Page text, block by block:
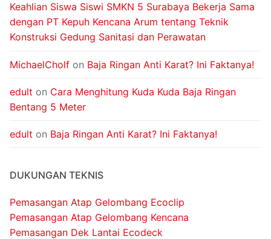
Keahlian Siswa Siswi SMKN 5 Surabaya Bekerja Sama
dengan PT Kepuh Kencana Arum tentang Teknik
Konstruksi Gedung Sanitasi dan Perawatan
MichaelCholf on Baja Ringan Anti Karat? Ini Faktanya!
edult on Cara Menghitung Kuda Kuda Baja Ringan
Bentang 5 Meter
edult on Baja Ringan Anti Karat? Ini Faktanya!
DUKUNGAN TEKNIS
Pemasangan Atap Gelombang Ecoclip
Pemasangan Atap Gelombang Kencana
Pemasangan Dek Lantai Ecodeck